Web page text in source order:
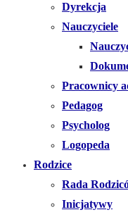
Dyrekcja
Nauczyciele
Pracownicy
Pedagog
Psycholog
Logopeda
Rodzice
Rada
Inicjatywy